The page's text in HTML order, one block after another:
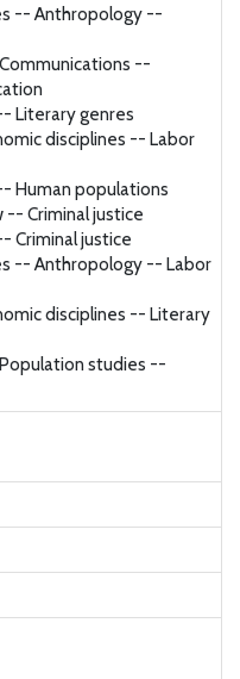
-- Anthropology --
--
Literary genres
disciplines -- Labor
Human populations
-- Criminal justice
Criminal justice
-- Anthropology -- Labor
disciplines -- Literary
studies --